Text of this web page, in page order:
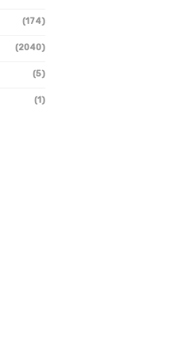
(174)
(2040)
(5)
(1)